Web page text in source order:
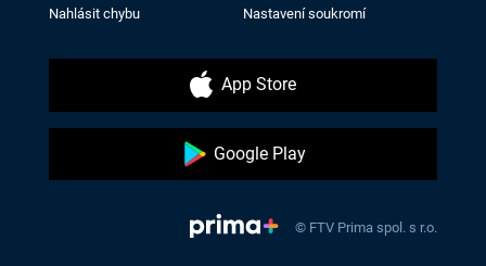
Nahlásit chybu Nastavení soukromí
App Store
Google Play
© FTV Prima spol. s r.o.